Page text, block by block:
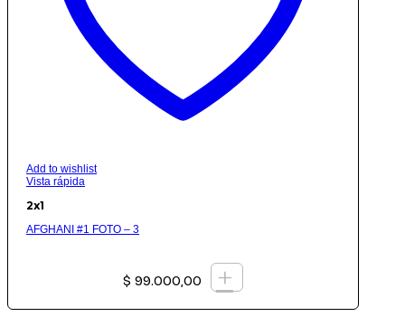
Add to wishlist
Vista rápida
2x1
AFGHANI #1 FOTO – 3
$ 99.000,00 +